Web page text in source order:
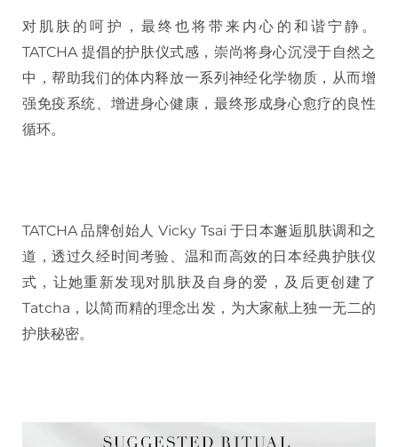
对肌肤的呵护，最终也将带来内心的和谐宁静。
TATCHA 提倡的护肤仪式感，崇尚将身心沉浸于自然之
中，帮助我们的体内释放一系列神经化学物质，从而增
强免疫系统、增进身心健康，最终形成身心愈疗的良性
循环。
TATCHA 品牌创始人 Vicky Tsai 于日本邂逅肌肤调和之
道，透过久经时间考验、温和而高效的日本经典护肤仪
式，让她重新发现对肌肤及自身的爱，及后更创建了
Tatcha，以简而精的理念出发，为大家献上独一无二的
护肤秘密。